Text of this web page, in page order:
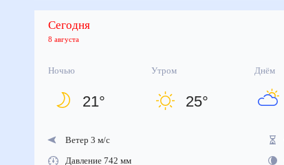
Сегодня
8 августа
Ночью
21°
Утром
25°
Днём
Ветер 3 м/с
Давление 742 мм